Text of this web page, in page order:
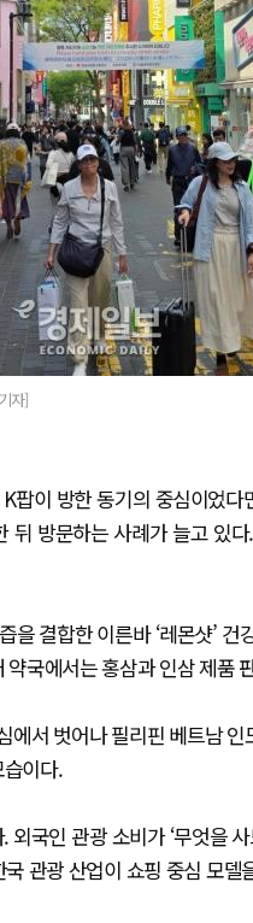
자]
이 방한 동기의 중심이었
뒤 방문하는 사례가 늘고 있
결합한 이른바 ‘레몬샷’
국에서는 홍삼과 인삼 제품
서 벗어나 필리핀 베트남
이다.
국인 관광 소비가 ‘무엇을 사
관광 산업이 쇼핑 중심 모